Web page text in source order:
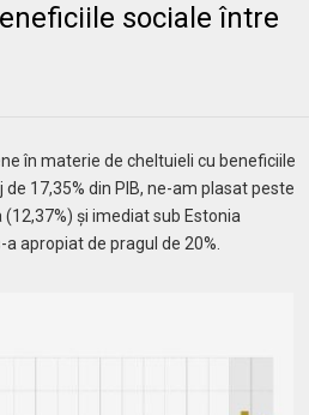
sociale între
în materie de cheltuieli cu beneficiile
17,35% din PIB, ne-am plasat peste
(12,37%) și imediat sub Estonia
apropiat de pragul de 20%.